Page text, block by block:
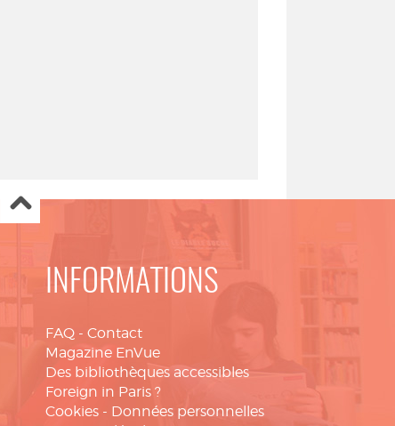
INFORMATIONS
FAQ - Contact
Magazine EnVue
Des bibliothèques accessibles
Foreign in Paris ?
Cookies - Données personnelles